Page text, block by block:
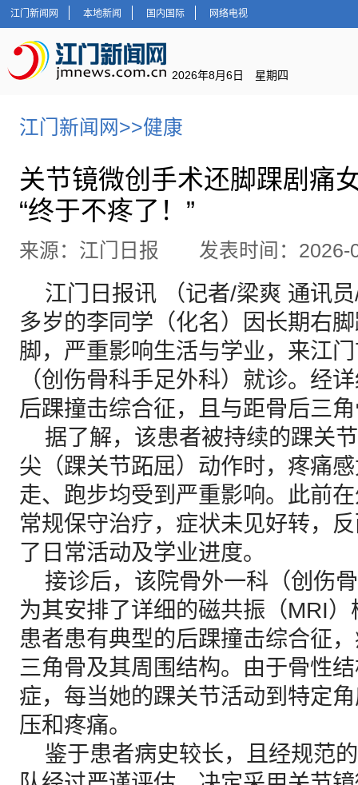
江门新闻网 本地新闻 国内国际 网络电视
2026年8月6日 星期四
江门新闻网 >>健康
关节镜微创手术还脚踝剧痛
“终于不疼了！”
来源：江门日报 发表时间：
江门日报讯 （记者/梁爽 通讯
多岁的李同学（化名）因长期右
脚，严重影响生活与学业，来江
（创伤骨科手足外科）就诊。经
后踝撞击综合征，且与距骨后三
据了解，该患者被持续的踝关
尖（踝关节跖屈）动作时，疼痛
走、跑步均受到严重影响。此前
常规保守治疗，症状未见好转，
了日常活动及学业进度。
接诊后，该院骨外一科（创伤
为其安排了详细的磁共振（MRI
患者患有典型的后踝撞击综合征
三角骨及其周围结构。由于骨性
症，每当她的踝关节活动到特定
压和疼痛。
鉴于患者病史较长，且经规范